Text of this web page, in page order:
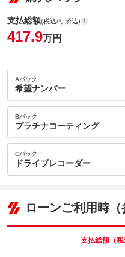
支払総額(税込/リ済込)
417.9万円
Aパック
希望ナンバー
内：オプシ
ョン価格
(税込)
車両本体価
406.4万円
パック内容
は抽選になることが
Bパック
プラチナコーティング
内：オプシ
ョン価格
(税込)
車両本体価
Cパック
ドライブレコーダー
車両本体価
406.4
ローンご利用時（
支払総額（